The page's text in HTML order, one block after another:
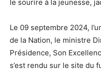
le sourire à la jeunesse,
Le 09 septembre 2024,
de la Nation, le ministre
Présidence, Son
s’est rendu sur le site du